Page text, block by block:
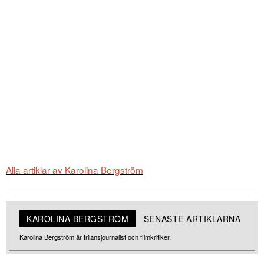
Alla artiklar av Karolina Bergström
KAROLINA BERGSTRÖM SENASTE ARTIKLARNA
Karolina Bergström är frilansjournalist och filmkritiker.